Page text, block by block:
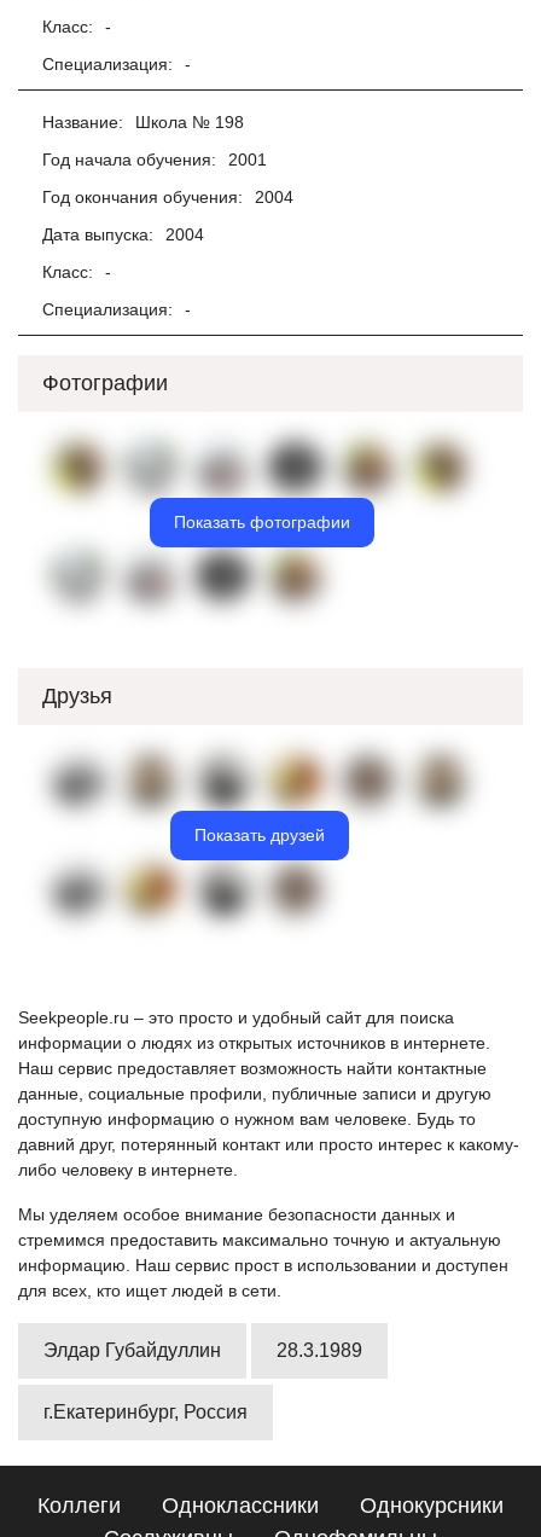
Класс:
-
Специализация:
-
Название:
Школа № 198
Год начала обучения:
2001
Год окончания обучения:
2004
Дата выпуска:
2004
Класс:
-
Специализация:
-
Фотографии
Показать фотографии
Друзья
Показать друзей
Seekpeople.ru – это просто и удобный сайт для поиска
информации о людях из открытых источников в интернете.
Наш сервис предоставляет возможность найти контактные
данные, социальные профили, публичные записи и другую
доступную информацию о нужном вам человеке. Будь то
давний друг, потерянный контакт или просто интерес к какому-
либо человеку в интернете.
Мы уделяем особое внимание безопасности данных и
стремимся предоставить максимально точную и актуальную
информацию. Наш сервис прост в использовании и доступен
для всех, кто ищет людей в сети.
Элдар Губайдуллин 28.3.1989
г.Екатеринбург, Россия
Коллеги Одноклассники
Однокурсники